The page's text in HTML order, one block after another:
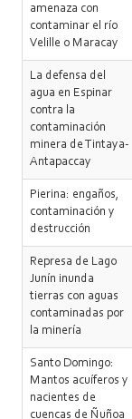
amenaza con
contaminar el río
Velille o Maracay
La defensa del
agua en Espinar
contra la
contaminación
minera de Tintaya-
Antapaccay
Pierina: engaños,
contaminación y
destrucción
Represa de Lago
Junín inunda
tierras con aguas
contaminadas por
la minería
Santo Domingo:
Mantos acuíferos y
nacientes de
cuencas de Ñuñoa